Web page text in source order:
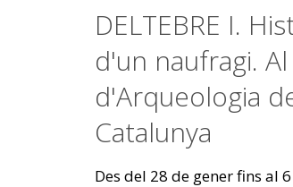
DELTEBRE I.
d'un naufragi.
d'Arqueologia
Catalunya
Des del 28 de gener fins al